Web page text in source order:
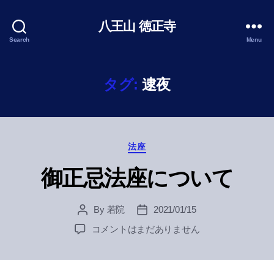
Search
八王山 徳正寺
Menu
タグ: 逮夜
Categories
法座
御正忌法座について
Post
author
By 若院
Post
date
2021/01/15
御
コメントはまだありません